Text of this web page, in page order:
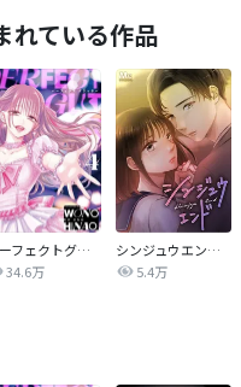
れている作品
パーフェクトグリッター
34.6万
シンジュウエンド【タテヨミ】
5.4万